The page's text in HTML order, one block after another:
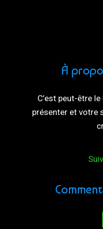
À
C’est peut-être
présenter et votre